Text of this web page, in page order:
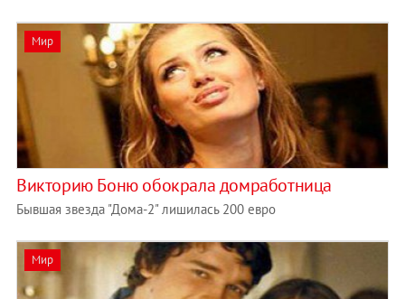
Мир
Викторию Боню обокрала домработница
Бывшая звезда "Дома-2" лишилась 200 евро
Мир